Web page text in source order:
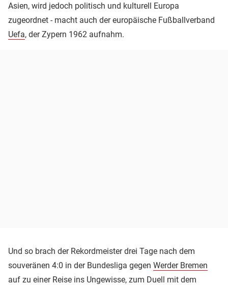
Asien, wird jedoch politisch und kulturell Europa
zugeordnet - macht auch der europäische Fußballverband
Uefa, der Zypern 1962 aufnahm.
Und so brach der Rekordmeister drei Tage nach dem
souveränen 4:0 in der Bundesliga gegen Werder Bremen
auf zu einer Reise ins Ungewisse, zum Duell mit dem